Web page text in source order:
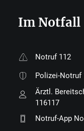
Im Notfall
Notruf 112
Polizei-Notruf
Ärztl.
116117
Notruf-App